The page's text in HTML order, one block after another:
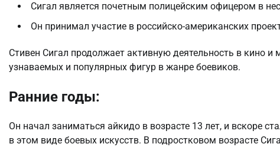
Сигал является почетным полицейским офицером в
Он принимал участие в российско-американских
Стивен Сигал продолжает активную деятельность в кино
узнаваемых и популярных фигур в жанре боевиков.
Ранние годы:
Он начал заниматься айкидо в возрасте 13 лет, и вскоре
в этом виде боевых искусств. В подростковом возрасте